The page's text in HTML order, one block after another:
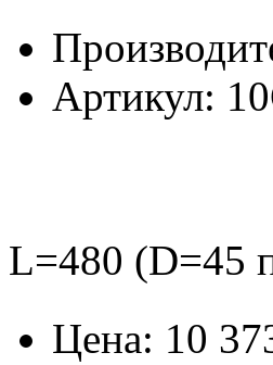
Артикул:
L=480 (D=45
Цена: 10